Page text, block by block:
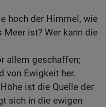
hoch der Himmel, wie
ist? Wer kann die
allem geschaffen;
von Ewigkeit her.
ist die Quelle der
sich in die ewigen